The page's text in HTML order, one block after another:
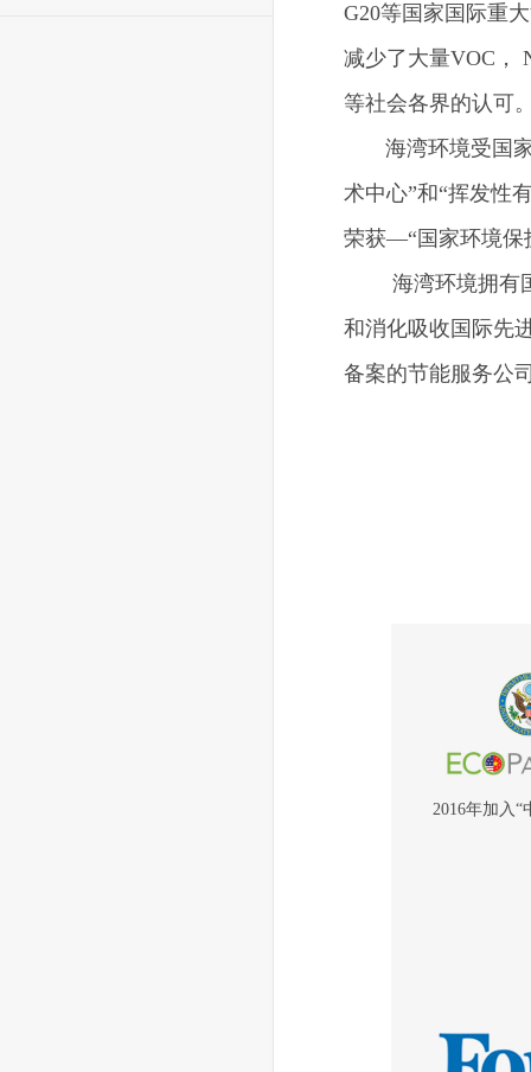
G20等国家国际重
减少了大量VOC，
等社会各界的认可
海湾环境受国家
术中心”和“挥发性
荣获—“国家环境保
海湾环境拥有国
和消化吸收国际先
备案的节能服务公
2016年加入“